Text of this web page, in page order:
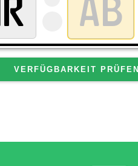
VERFÜGBARKEIT PRÜFEN